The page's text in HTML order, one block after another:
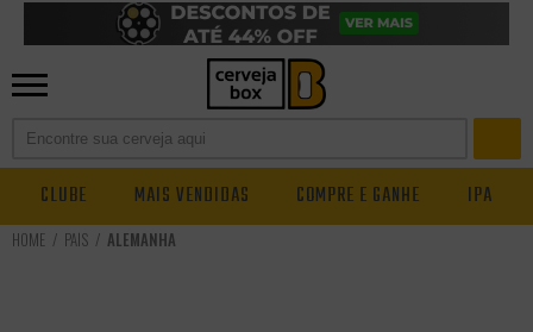
CLUBE MAIS VENDIDAS COMPRE E GANHE IPA
PAÍS ALEMANHA